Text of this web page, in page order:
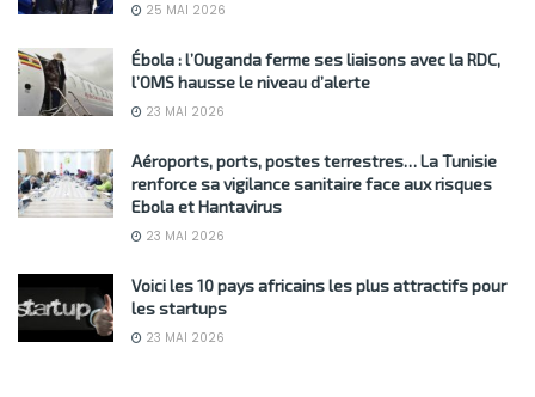
25 MAI 2026
Ébola : l’Ouganda ferme ses liaisons avec la RDC,
l’OMS hausse le niveau d’alerte
23 MAI 2026
Aéroports, ports, postes terrestres… La Tunisie
renforce sa vigilance sanitaire face aux risques
Ebola et Hantavirus
23 MAI 2026
Voici les 10 pays africains les plus attractifs pour
les startups
23 MAI 2026